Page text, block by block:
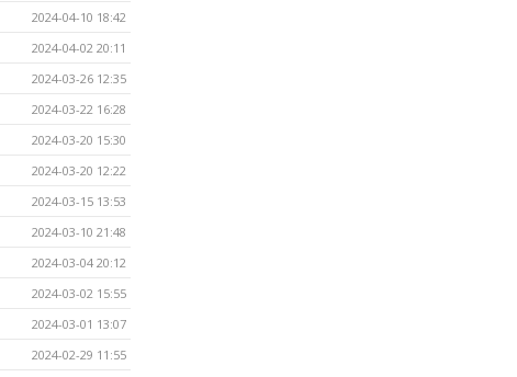
2024-04-10 18:42
2024-04-02 20:11
2024-03-26 12:35
2024-03-22 16:28
2024-03-20 15:30
2024-03-20 12:22
2024-03-15 13:53
2024-03-10 21:48
2024-03-04 20:12
2024-03-02 15:55
2024-03-01 13:07
2024-02-29 11:55